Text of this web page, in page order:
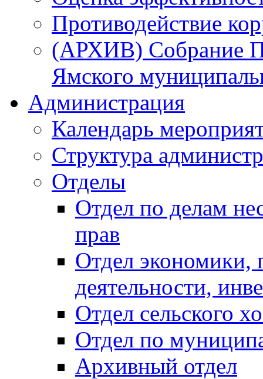
Противодействие
(АРХИВ) Собрание
Ямского
Администрация
Календарь
Структура
Отделы
Отдел по делам
прав
Отдел экономики,
деятельности,
Отдел сельского
Отдел по
Архивный отдел